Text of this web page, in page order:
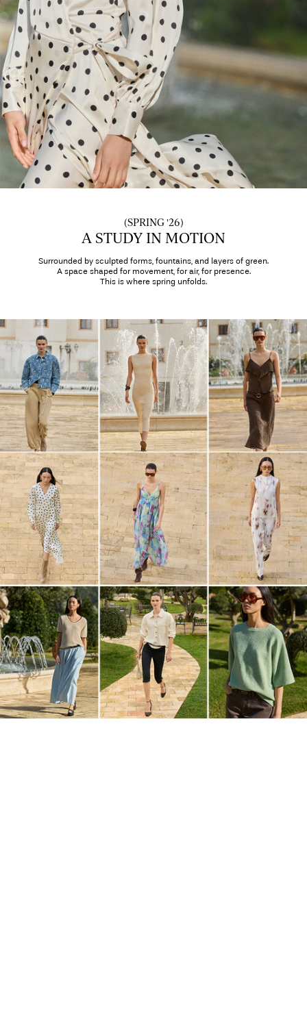
Spørsmål?
Om
oss
Norge
/
norsk
(SPRING '26)
A STUDY IN MOTION
Surrounded by sculpted forms, fountains, and layers of green.
A space shaped for movement, for air, for presence.
This is where spring unfolds.
IMAGE_CPLP_rw03_wk10_05-03-2026_Spring